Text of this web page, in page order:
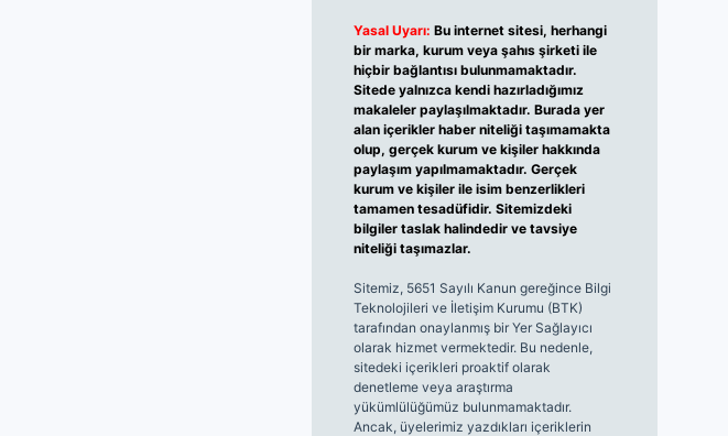
Yasal Uyarı: Bu internet sitesi, herhangi
bir marka, kurum veya şahıs şirketi ile
hiçbir bağlantısı bulunmamaktadır.
Sitede yalnızca kendi hazırladığımız
makaleler paylaşılmaktadır. Burada yer
alan içerikler haber niteliği taşımamakta
olup, gerçek kurum ve kişiler hakkında
paylaşım yapılmamaktadır. Gerçek
kurum ve kişiler ile isim benzerlikleri
tamamen tesadüfidir. Sitemizdeki
bilgiler taslak halindedir ve tavsiye
niteliği taşımazlar.
Sitemiz, 5651 Sayılı Kanun gereğince Bilgi
Teknolojileri ve İletişim Kurumu (BTK)
tarafından onaylanmış bir Yer Sağlayıcı
olarak hizmet vermektedir. Bu nedenle,
sitedeki içerikleri proaktif olarak
denetleme veya araştırma
yükümlülüğümüz bulunmamaktadır.
Ancak, üyelerimiz yazdıkları içeriklerin